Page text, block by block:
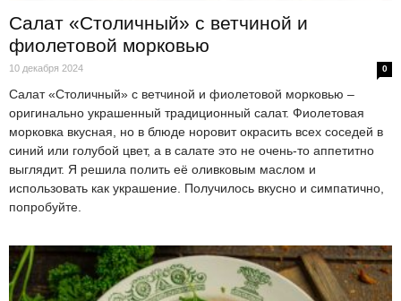
Салат «Столичный» с ветчиной и
фиолетовой морковью
10 декабря 2024 0
Салат «Столичный» с ветчиной и фиолетовой морковью –
оригинально украшенный традиционный салат. Фиолетовая
морковка вкусная, но в блюде норовит окрасить всех соседей в
синий или голубой цвет, а в салате это не очень-то аппетитно
выглядит. Я решила полить её оливковым маслом и
использовать как украшение. Получилось вкусно и симпатично,
попробуйте.